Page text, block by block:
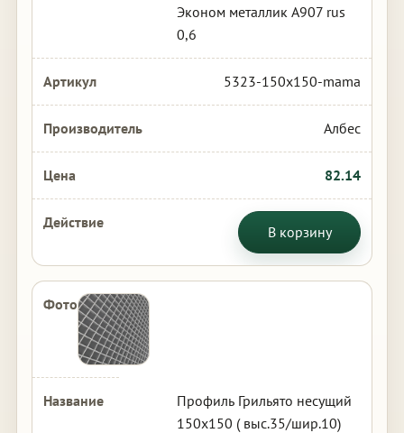
Эконом металлик А907 rus
0,6
5323-150x150-mama
Албес
82.14
В корзину
Профиль Грильято несущий
150х150 ( выс.35/шир.10)